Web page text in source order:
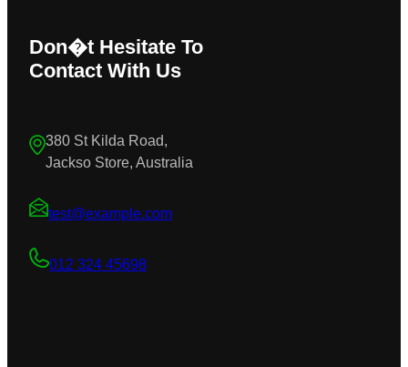
Don�t Hesitate To
Contact With Us
380 St Kilda Road,
Jackso Store, Australia
test@example.com
012 324 45698